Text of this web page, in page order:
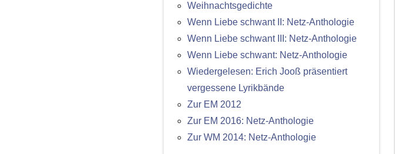
Weihnachtsgedichte
Wenn Liebe schwant II: Netz-Anthologie
Wenn Liebe schwant III: Netz-Anthologie
Wenn Liebe schwant: Netz-Anthologie
Wiedergelesen: Erich Jooß präsentiert
vergessene Lyrikbände
Zur EM 2012
Zur EM 2016: Netz-Anthologie
Zur WM 2014: Netz-Anthologie